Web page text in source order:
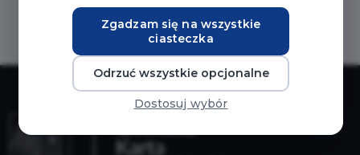
Zgadzam się na wszystkie
ciasteczka
Odrzuć wszystkie opcjonalne
Dostosuj wybór